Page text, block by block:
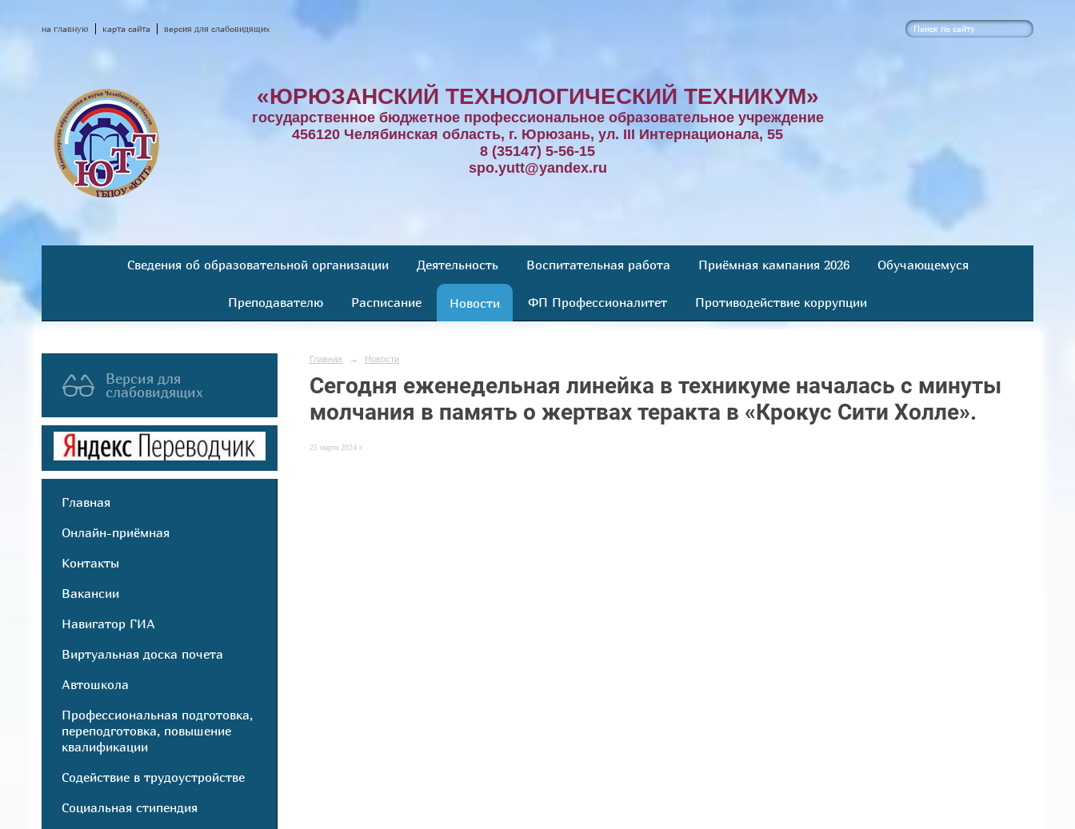
на главную карта сайта версия для слабовидящих
«ЮРЮЗАНСКИЙ ТЕХНОЛОГИЧЕСКИЙ ТЕХНИКУМ»
государственное бюджетное профессиональное образовательное учреждение
456120 Челябинская область, г. Юрюзань, ул. III Интернационала, 55
8 (35147) 5-56-15
spo.yutt@yandex.ru
Сведения об образовательной организации Деятельность Воспитательная работа Приёмная кампания 2026 Обучающемуся
Преподавателю Расписание Новости ФП Профессионалитет Противодействие коррупции
Версия для
слабовидящих
Главная
Онлайн-приёмная
Контакты
Вакансии
Навигатор ГИА
Виртуальная доска почета
Автошкола
Профессиональная подготовка,
переподготовка, повышение
квалификации
Содействие в трудоустройстве
Социальная стипендия
Главная → Новости
Сегодня еженедельная линейка в техникуме началась с минуты
молчания в память о жертвах теракта в «Крокус Сити Холле».
25 марта 2024 г.